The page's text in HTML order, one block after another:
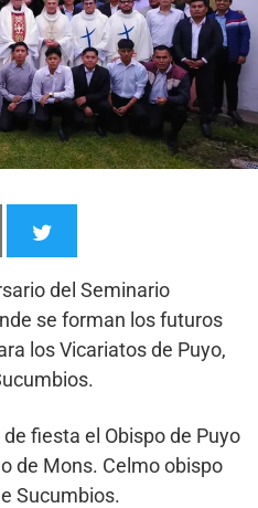
del Seminario
se forman los futuros
los Vicariatos de Puyo,
fiesta el Obispo de Puyo
de Mons. Celmo obispo
Sucumbios.